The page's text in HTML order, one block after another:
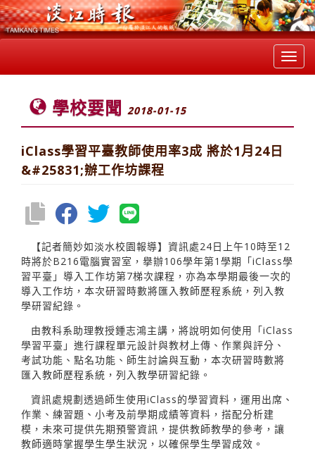
學校要聞 2018-01-15
iClass學習平臺教師使用率3成 將於1月24日
&#25831;辦工作坊課程
【記者簡妙如淡水校園報導】資訊處24日上午10時至12
時將於B216電腦實習室，擧辦106學年第1學期「iClass學
習平臺」導入工作坊第7梯次課程，亦為本學期最後一次的
導入工作坊，本次研習時數將匯入教師歷程系統，列入教
學研習紀錄。
由教科系助理教授鍾志鴻主講，將說明如何使用「iClass
學習平臺」進行課程單元設計與教材上傳、作業與評分、
考試功能、點名功能、師生討論與互動，本次研習時數將
匯入教師歷程系統，列入教學研習紀錄。
資訊處規劃透過師生使用iClass的學習資料，運用出席、
作業、練習題、小考及前學期成績等資料，搭配分析建
模，未來可提供先期預警資訊，提供教師教學的參考，讓
教師適時掌握學生學生狀況，以確保學生學習成效。